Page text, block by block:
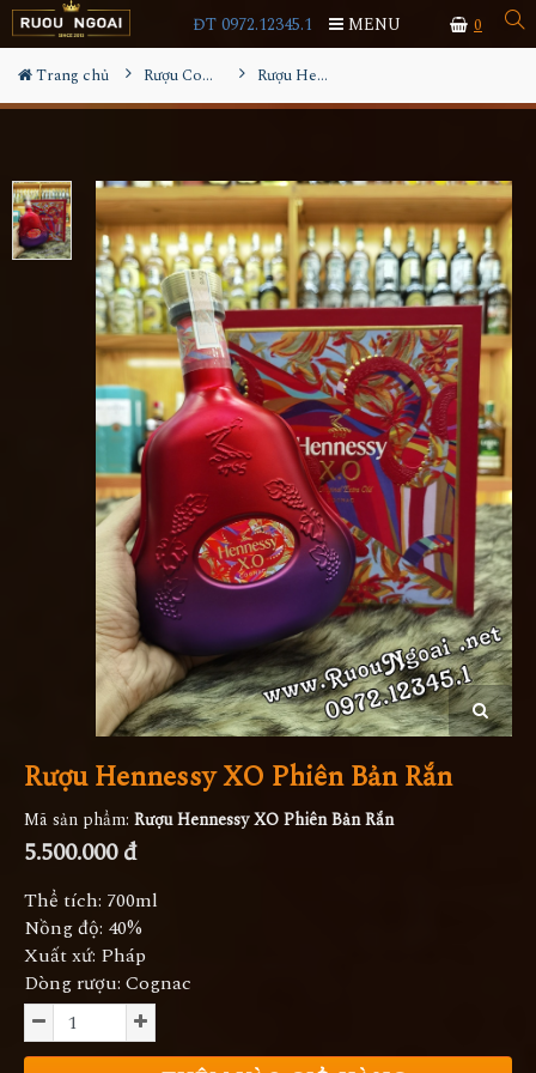
0
ĐT 0972.12345.1 MENU
Trang chủ Rượu Cognac Rượu Hennessy XO Phiên Bản Rắn
Rượu Hennessy XO Phiên Bản Rắn
Mã sản phẩm: Rượu Hennessy XO Phiên Bản Rắn
5.500.000 đ
Thể tích: 700ml
Nồng độ: 40%
Xuất xứ: Pháp
Dòng rượu: Cognac